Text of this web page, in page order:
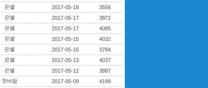
은별 2017-05-18
3556
은별 2017-05-17
3872
은별 2017-05-17
4085
은별 2017-05-15
4032
은별 2017-05-15
3784
은별 2017-05-13
4037
은별 2017-05-12
3887
갯바람 2017-05-09
4199